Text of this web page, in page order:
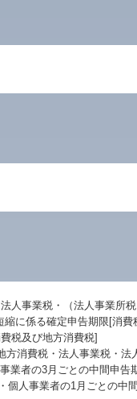
人事業税・（法人事業所
に係る確定申告期限[消費
税及び地方消費税]
方消費税・法人事業税・法
業者の3月ごとの中間申告
人事業者の1月ごとの中